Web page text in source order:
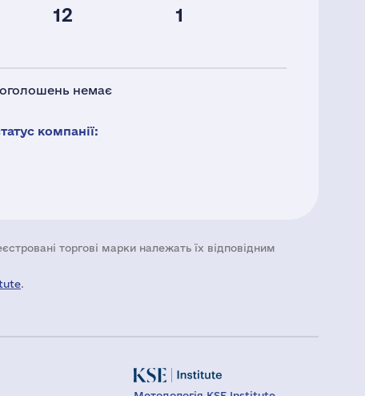
12 1
оголошень немає
компанії:
торгові марки належать їх відповідним
.